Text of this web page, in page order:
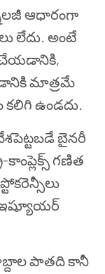
ఆధారంగా
లేదు. అంటే
చేయడానికి,
మాత్రమే
ఉండదు.
బైనరీ
గణిత
పాతది కానీ